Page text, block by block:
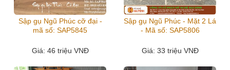
Sập gụ Ngũ Phúc cỡ đại -
mã số: SAP5845
Giá: 46 triệu VNĐ
Sập gụ Ngũ Phúc - Mặt 2 Lá
- Mã số: SAP5806
Giá: 33 triệu VNĐ